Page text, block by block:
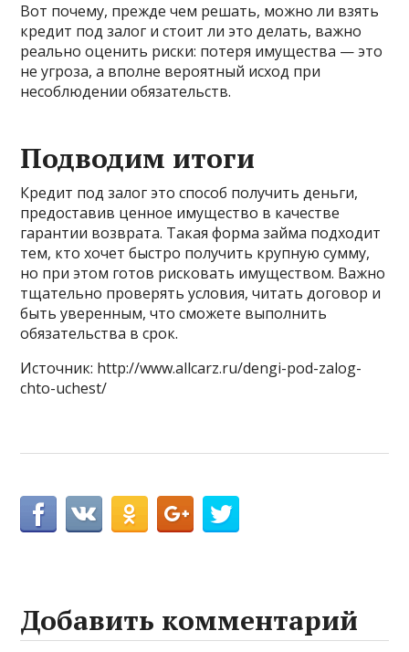
Вот почему, прежде чем решать, можно ли взять
кредит под залог и стоит ли это делать, важно
реально оценить риски: потеря имущества — это
не угроза, а вполне вероятный исход при
несоблюдении обязательств.
Подводим итоги
Кредит под залог это способ получить деньги,
предоставив ценное имущество в качестве
гарантии возврата. Такая форма займа подходит
тем, кто хочет быстро получить крупную сумму,
но при этом готов рисковать имуществом. Важно
тщательно проверять условия, читать договор и
быть уверенным, что сможете выполнить
обязательства в срок.
Источник: http://www.allcarz.ru/dengi-pod-zalog-
chto-uchest/
Добавить комментарий